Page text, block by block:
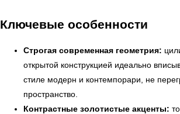
Ключевые особенности
Строгая современная геометрия:
открытой конструкцией идеально
стиле модерн и контемпорари, не
пространство.
Контрастные золотистые акценты: